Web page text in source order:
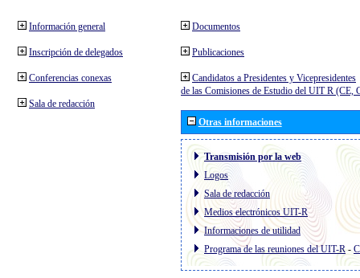
Información general
Inscripción de delegados
Conferencias conexas
Sala de redacción
Documentos
Publicaciones
Candidatos a Presidentes y Vicepresidentes
de las Comisiones de Estudio del UIT R (CE,
Otras informaciones
Transmisión por la web
Logos
Sala de redacción
Medios electrónicos UIT-R
Informaciones de utilidad
Programa de las reuniones del UIT-R-